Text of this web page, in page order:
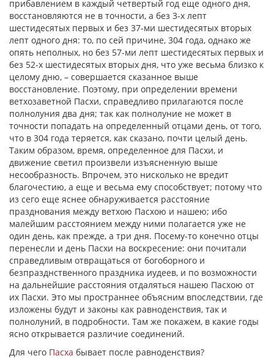
прибавлением в каждый четвертый год еще одного дня,
восстановляются не в точности, а без 3-х лепт
шестидесятых первых и без 37-ми шестидесятых вторых
лепт одного дня: то, по сей причине, 304 года, однако же
опять неполных, но без 57-ми лепт шестидесятых первых и
без 52-х шестидесятых вторых дня, что уже весьма близко к
целому дню, – совершается сказанное выше
восстановление. Поэтому, при определении времени
ветхозаветной Пасхи, справедливо прилагаются после
полнолуния два дня; так как полнолуние не может в
точности попадать на определенный отцами день, от того,
что в 304 года теряется, как сказано, почти целый день.
Таким образом, время, определенное для Пасхи, и
движение светил произвели изъясненную выше
несообразность. Впрочем, это нисколько не вредит
благочестию, а еще и весьма ему способствует; потому что
из сего еще яснее обнаруживается расстояние
празднования между ветхою Пасхою и нашею; ибо
малейшим расстоянием между ними полагается уже не
один день, как прежде, а три дня. Посему-то конечно отцы
перенесли и день Пасхи на воскресение: они почитали
справедливым отвращаться от богоборного и
безпразднственного праздника иудеев, и по возможности
на дальнейшие расстояния отдаляться нашею Пасхою от
их Пасхи. Это мы пространнее объясним впоследствии, где
изложены будут и законы как равноденствия, так и
полнолуний, в подробности. Там же покажем, в какие годы
ясно открывается различие соединений.
Для чего Пасха бывает после равноденствия?